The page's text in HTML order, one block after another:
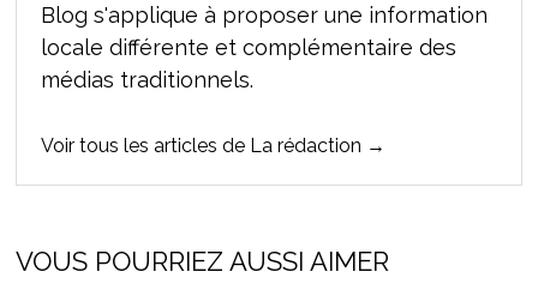
Blog s'applique à proposer une information
locale différente et complémentaire des
médias traditionnels.
Voir tous les articles de La rédaction →
VOUS POURRIEZ AUSSI AIMER